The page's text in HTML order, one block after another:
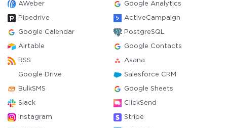
AWeber Google Analytics
Pipedrive ActiveCampaign
Google Calendar PostgreSQL
Airtable Google Contacts
RSS Asana
Google Drive Salesforce CRM
BulkSMS Google Sheets
Slack ClickSend
Instagram Stripe